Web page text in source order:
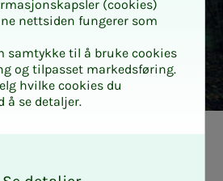
(cookies)
nettsiden fungerer som
samtykke til å bruke cookies
og tilpasset markedsføring.
hvilke cookies du
å se detaljer.